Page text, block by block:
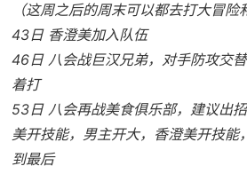
（这周之后的周末可以都去打大冒险
43日 香澄美加入队伍
46日 八会战巨汉兄弟，对手防攻交
着打
53日 八会再战美食俱乐部，建议出
美开技能，男主开大，香澄美开技能
到最后